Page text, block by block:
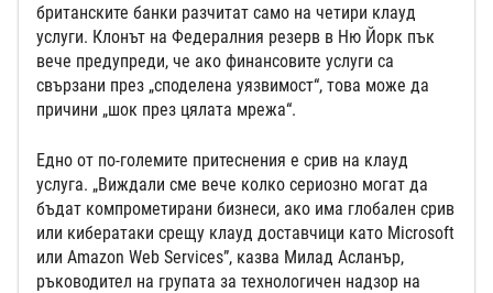
британските банки разчитат само на четири клауд
услуги. Клонът на Федералния резерв в Ню Йорк пък
вече предупреди, че ако финансовите услуги са
свързани през „споделена уязвимост“, това може да
причини „шок през цялата мрежа“.
Едно от по-големите притеснения е срив на клауд
услуга. „Виждали сме вече колко сериозно могат да
бъдат компрометирани бизнеси, ако има глобален срив
или кибератаки срещу клауд доставчици като Microsoft
или Amazon Web Services”, казва Милад Асланър,
ръководител на групата за технологичен надзор на